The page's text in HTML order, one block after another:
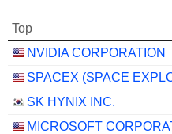
Top
NVIDIA CORPORATION
SK HYNIX INC.
MICROSOFT